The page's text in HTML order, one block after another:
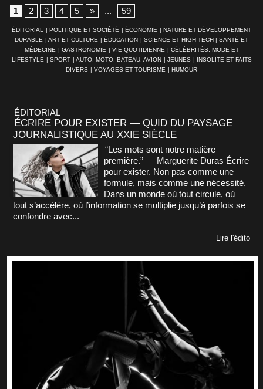
1
2 3 4 5 » ... 59
ÉDITORIAL POLITIQUE ET SOCIÉTÉ ÉCONOMIE
NATURE ET DÉVELOPPEMENT
DURABLE
ART ET CULTURE ÉDUCATION SCIENCE ET HIGH-TECH
SANTÉ ET
MÉDECINE
GASTRONOMIE VIE QUOTIDIENNE
CÉLÉBRITÉS, MODE ET
LIFESTYLE
SPORT AUTO, MOTO, BATEAU, AVION JEUNES
INSOLITE ET FAITS
DIVERS
VOYAGES ET TOURISME HUMOUR
ÉDITORIAL
ÉCRIRE POUR EXISTER — QUID DU PAYSAGE
JOURNALISTIQUE AU XXIE SIÈCLE
“Les mots sont notre matière
première.” — Marguerite Duras Écrire
pour exister. Non pas comme une
formule, mais comme une nécessité.
Dans un monde où tout circule, où
tout s’accélère, où l’information se multiplie jusqu’à parfois se
confondre avec...
Lire l'édito